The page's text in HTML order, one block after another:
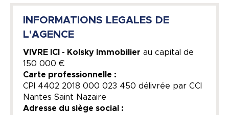
INFORMATIONS LEGALES DE
L'AGENCE
VIVRE ICI - Kolsky Immobilier au capital de
150 000 €
Carte professionnelle :
CPI 4402 2018 000 023 450 délivrée par CCI
Nantes Saint Nazaire
Adresse du siège social :